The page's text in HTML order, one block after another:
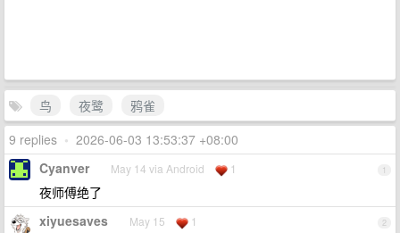
鸟 夜鹭
鸦雀
9 replies • 2026-06-03 13:53:37 +08:00
1
Cyanver May 14 via Android 1
夜师傅绝了
2
xiyuesaves May 15 1